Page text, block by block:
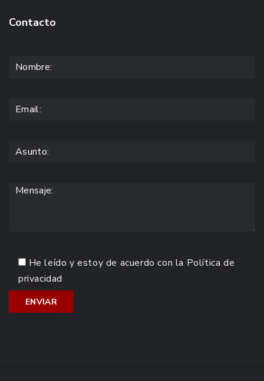
Contacto
He leído y estoy de acuerdo con la Política de
privacidad